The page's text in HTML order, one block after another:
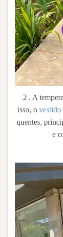
2 . A
isso, o vestido
quentes,
e